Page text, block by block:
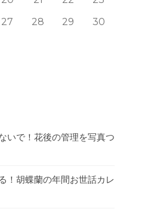
27 28 29
30
いで！花後の管理を写真つ
！胡蝶蘭の年間お世話カレ